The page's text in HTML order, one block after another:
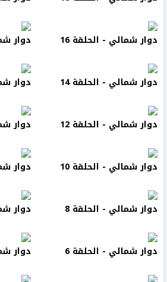
دوار شمالي - الحلقة 16 دوار
دوار شمالي - الحلقة 14 دوار
دوار شمالي - الحلقة 12 دوار
دوار شمالي - الحلقة 10 دوار
دوار شمالي - الحلقة 8 دوار
دوار شمالي - الحلقة 6 دوار